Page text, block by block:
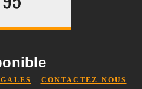
- CONTACTEZ-NOUS